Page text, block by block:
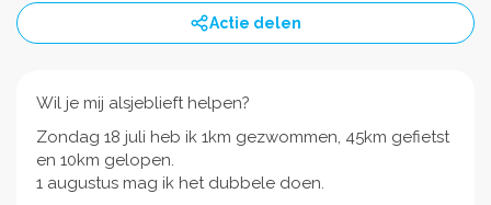
Actie delen
Wil je mij alsjeblieft helpen?
Zondag 18 juli heb ik 1km gezwommen, 45km gefietst
en 10km gelopen.
1 augustus mag ik het dubbele doen.